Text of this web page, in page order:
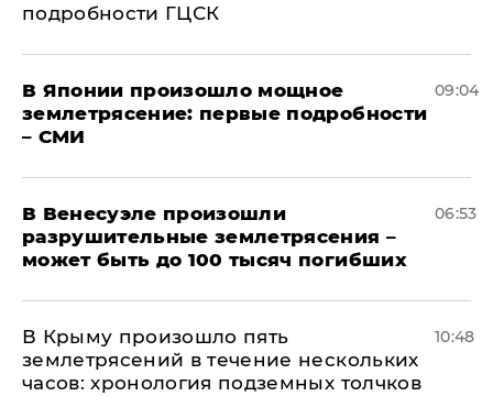
подробности ГЦСК
В Японии произошло мощное
землетрясение: первые подробности
– СМИ
09:04
В Венесуэле произошли
разрушительные землетрясения –
может быть до 100 тысяч погибших
06:53
В Крыму произошло пять
землетрясений в течение нескольких
часов: хронология подземных толчков
10:48